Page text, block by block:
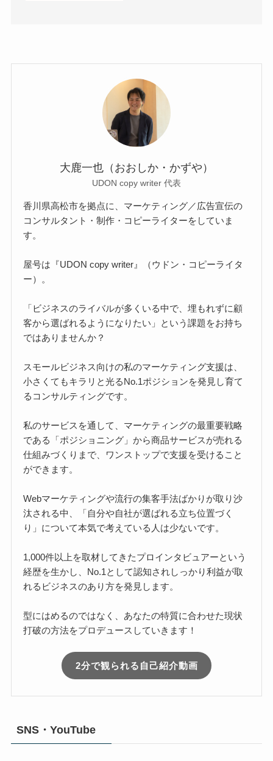
大鹿一也（おおしか・かずや）
UDON copy writer 代表
香川県高松市を拠点に、マーケティング／広告宣伝の
コンサルタント・制作・コピーライターをしていま
す。
屋号は『UDON copy writer』（ウドン・コピーライタ
ー）。
「ビジネスのライバルが多くいる中で、埋もれずに顧
客から選ばれるようになりたい」という課題をお持ち
ではありませんか？
スモールビジネス向けの私のマーケティング支援は、
小さくてもキラリと光るNo.1ポジションを発見し育て
るコンサルティングです。
私のサービスを通して、マーケティングの最重要戦略
である「ポジショニング」から商品サービスが売れる
仕組みづくりまで、ワンストップで支援を受けること
ができます。
Webマーケティングや流行の集客手法ばかりが取り沙
汰される中、「自分や自社が選ばれる立ち位置づく
り」について本気で考えている人は少ないです。
1,000件以上を取材してきたプロインタビュアーという
経歴を生かし、No.1として認知されしっかり利益が取
れるビジネスのあり方を発見します。
型にはめるのではなく、あなたの特質に合わせた現状
打破の方法をプロデュースしていきます！
2分で観られる自己紹介動画
SNS・YouTube